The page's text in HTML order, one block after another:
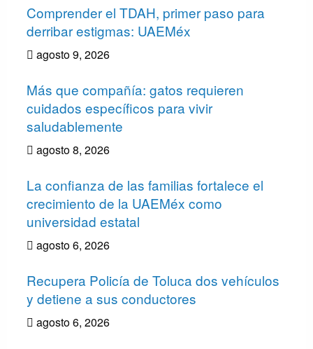
Comprender el TDAH, primer paso para
derribar estigmas: UAEMéx
agosto 9, 2026
Más que compañía: gatos requieren
cuidados específicos para vivir
saludablemente
agosto 8, 2026
La confianza de las familias fortalece el
crecimiento de la UAEMéx como
universidad estatal
agosto 6, 2026
Recupera Policía de Toluca dos vehículos
y detiene a sus conductores
agosto 6, 2026